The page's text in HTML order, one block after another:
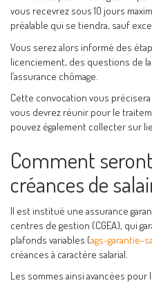
vous recevrez sous 10 jours
préalable qui se tiendra, sauf
Vous serez alors informé des
licenciement, des questions de la
l’assurance chômage.
Cette convocation vous
vous devrez réunir pour le
pouvez également collecter sur
Comment
créances de
Il est institué une assurance
centres de gestion (CGEA), qui
plafonds variables (ags-garantie-
créances à caractère salarial.
Les sommes ainsi avancées